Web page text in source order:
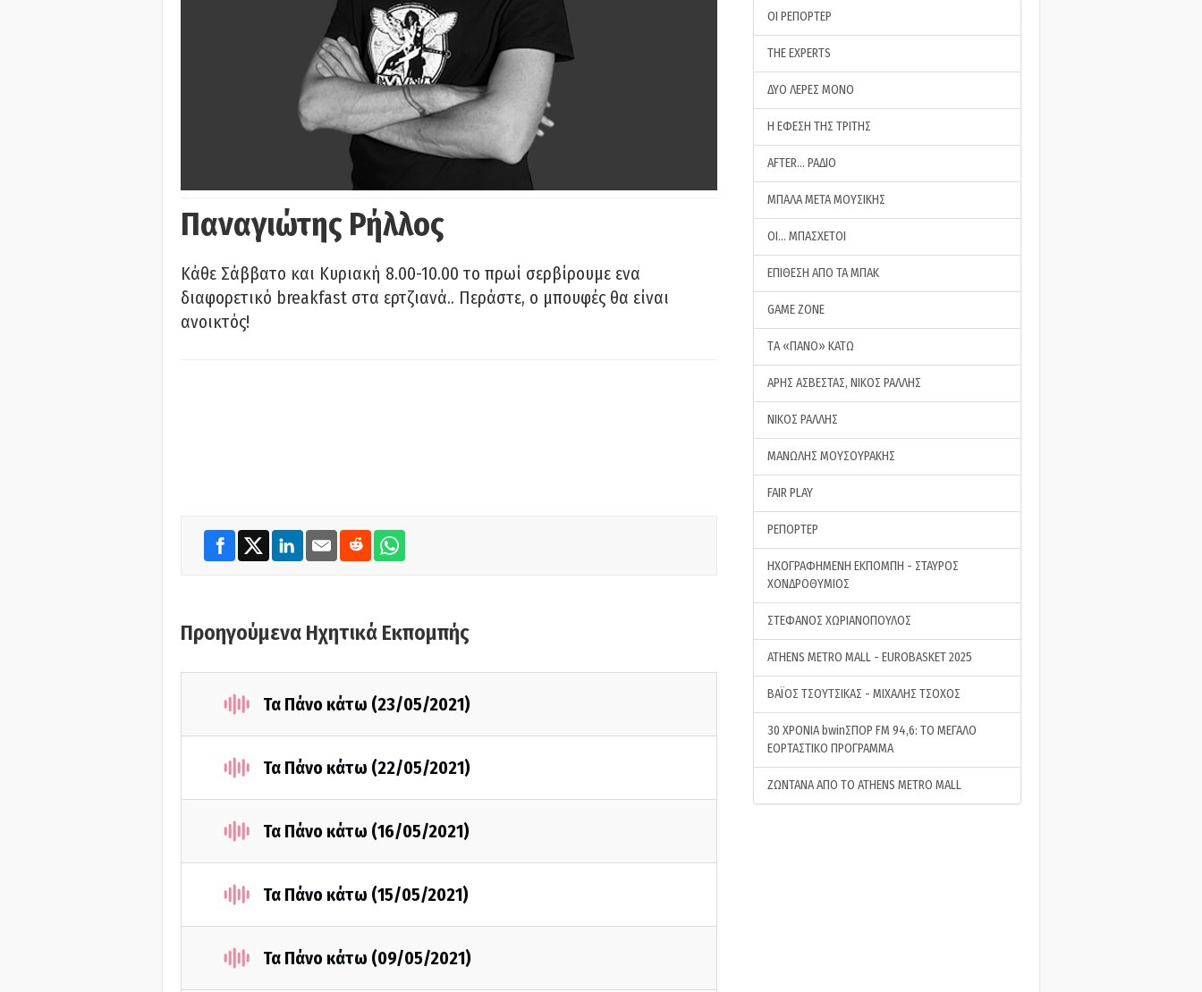
Παναγιώτης Ρήλλος
Κάθε Σάββατο και Κυριακή 8.00-10.00 το πρωί σερβίρουμε ενα
διαφορετικό breakfast στα ερτζιανά.. Περάστε, ο μπουφές θα είναι
ανοικτός!
Προηγούμενα Ηχητικά Εκπομπής
Τα Πάνο κάτω (23/05/2021)
Τα Πάνο κάτω (22/05/2021)
Τα Πάνο κάτω (16/05/2021)
Τα Πάνο κάτω (15/05/2021)
Τα Πάνο κάτω (09/05/2021)
ΟΙ ΡΕΠΟΡΤΕΡ
THE EXPERTS
ΔΥΟ ΛΕΡΕΣ ΜΟΝΟ
Η ΕΦΕΣΗ ΤΗΣ ΤΡΙΤΗΣ
AFTER… ΡΑΔΙΟ
ΜΠΑΛΑ ΜΕΤΑ ΜΟΥΣΙΚΗΣ
ΟΙ… ΜΠΑΣΧΕΤΟΙ
ΕΠΙΘΕΣΗ ΑΠΟ ΤΑ ΜΠΑΚ
GAME ZONE
ΤA «ΠΑΝΟ» ΚΑΤΩ
ΑΡΗΣ ΑΣΒΕΣΤΑΣ, ΝΙΚΟΣ ΡΑΛΛΗΣ
ΝΙΚΟΣ ΡΑΛΛΗΣ
ΜΑΝΩΛΗΣ ΜΟΥΣΟΥΡΑΚΗΣ
FAIR PLAY
ΡΕΠΟΡΤΕΡ
ΗΧΟΓΡΑΦΗΜΕΝΗ ΕΚΠΟΜΠΗ - ΣΤΑΥΡΟΣ
ΧΟΝΔΡΟΘΥΜΙΟΣ
ΣΤΕΦΑΝΟΣ ΧΩΡΙΑΝΟΠΟΥΛΟΣ
ATHENS METRO MALL - EUROBASKET 2025
ΒΑΪΟΣ ΤΣΟΥΤΣΙΚΑΣ - ΜΙΧΑΛΗΣ ΤΣΟΧΟΣ
30 ΧΡΟΝΙΑ bwinΣΠΟΡ FM 94,6: ΤΟ ΜΕΓΑΛΟ
ΕΟΡΤΑΣΤΙΚΟ ΠΡΟΓΡΑΜΜΑ
ΖΩΝΤΑΝΑ ΑΠΟ ΤΟ ATHENS METRO MALL